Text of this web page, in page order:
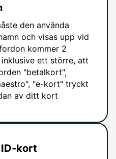
den använda
och visas upp vid
kommer 2
ett större, att
"betalkort",
"e-kort" tryckt
av ditt kort
kort